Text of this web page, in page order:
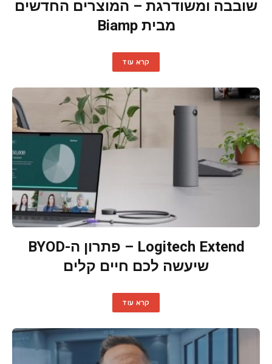
שובבה ומשודרגת – המוצרים החדשים
מבית Biamp
קרא עוד
Logitech Extend – פתרון ה-BYOD
שיעשה לכם חיים קלים
קרא עוד